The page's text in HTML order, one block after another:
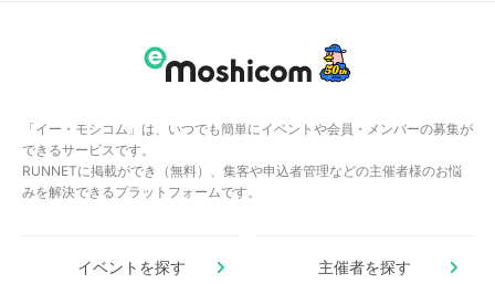
「イー・モシコム」は、いつでも簡単にイベントや会員・メンバーの募集が
できるサービスです。
RUNNETに掲載ができ（無料）、集客や申込者管理などの主催者様のお悩
みを解決できるプラットフォームです。
イベントを探す 主催者を探す